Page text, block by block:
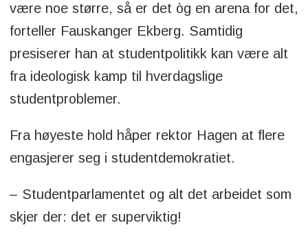
være noe større, så er det òg en arena for det,
forteller Fauskanger Ekberg. Samtidig
presiserer han at studentpolitikk kan være alt
fra ideologisk kamp til hverdagslige
studentproblemer.
Fra høyeste hold håper rektor Hagen at flere
engasjerer seg i studentdemokratiet.
– Studentparlamentet og alt det arbeidet som
skjer der: det er superviktig!